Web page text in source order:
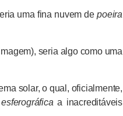
uma fina nuvem depoeira
seria algo como uma
solar, o qual, oficialmente,
a inacreditáveis